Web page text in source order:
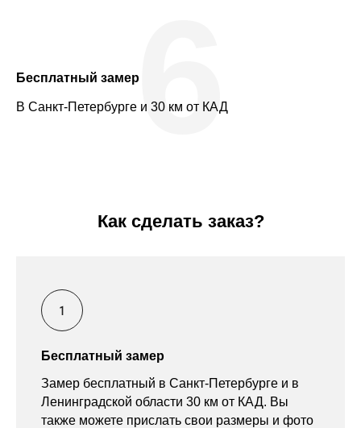
Бесплатный замер
В Санкт-Петербурге и 30 км от КАД
6
Как сделать заказ?
Бесплатный замер
Замер бесплатный в Санкт-Петербурге и в
Ленинградской области 30 км от КАД. Вы
также можете прислать свои размеры и фото